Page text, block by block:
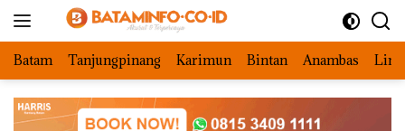
Batam Tanjungpinang Karimun Bintan Anambas